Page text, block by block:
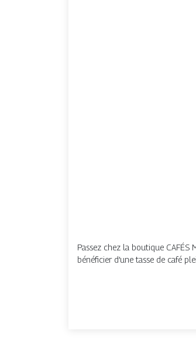
Passez chez la boutique
bénéficier d’une tasse de café